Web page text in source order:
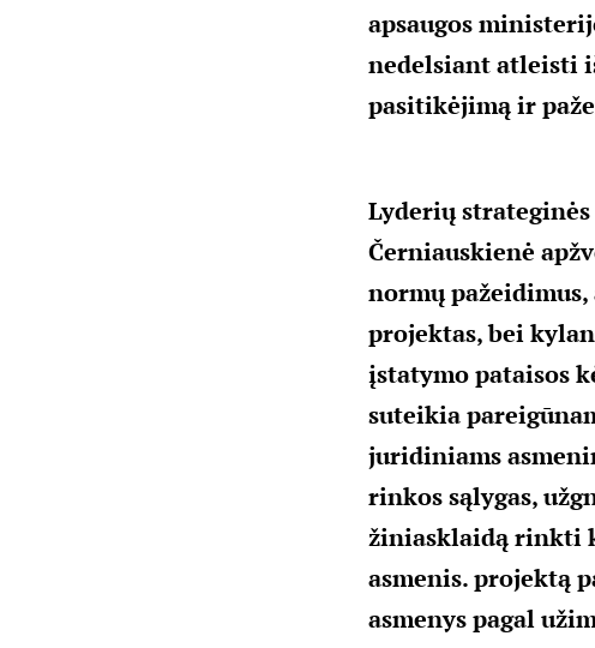
apsaugos
nedelsiant atleisti
pasitikėjimą ir
Lyderių
Černiauskienė
normų
projektas, bei
įstatymo pataisos
suteikia
juridiniams
rinkos sąlygas,
žiniasklaidą rinkti
asmenis. projektą
asmenys pagal